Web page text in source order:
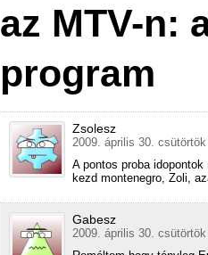
az MTV-n:
program
Zsolesz
2009. április 30.
A pontos proba
kezd montenegro, Zoli,
Gabesz
2009. április 30.